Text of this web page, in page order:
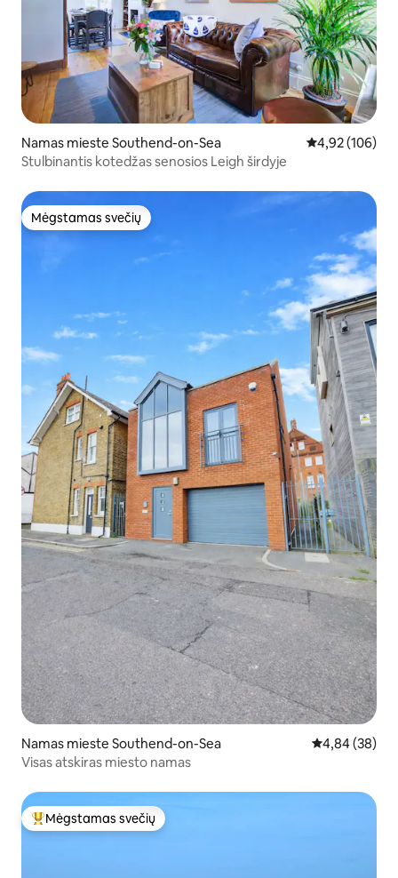
Namas mieste Southend-on-Sea Vidutinis
4,92 (106)
Stulbinantis kotedžas senosios Leigh širdyje
Mėgstamas svečių
Mėgstamas svečių
Namas mieste Southend-on-Sea Vidutinis
4,84 (38)
Visas atskiras miesto namas
Svečių mėgstamiausias
Mėgstamas svečių